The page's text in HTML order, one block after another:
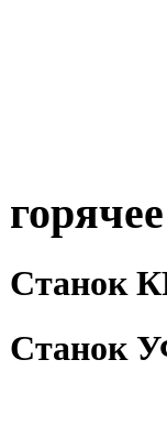
Станок
Станок